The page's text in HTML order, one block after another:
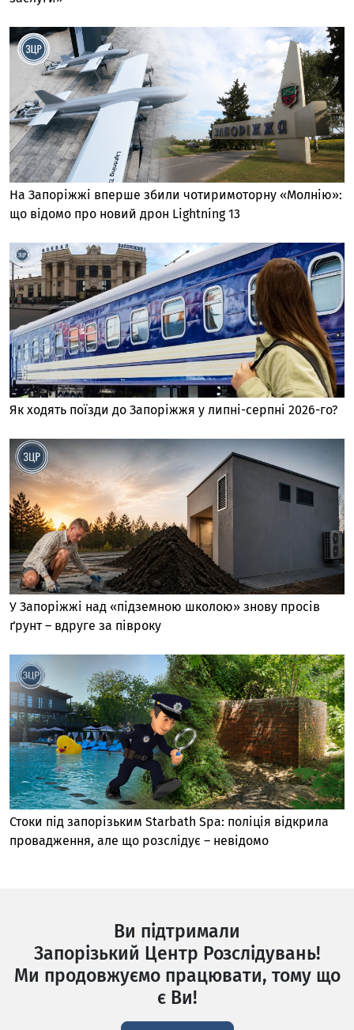
На Запоріжжі вперше збили чотиримоторну «Молнію»:
що відомо про новий дрон Lightning 13
Як ходять поїзди до Запоріжжя у липні-серпні 2026-го?
У Запоріжжі над «підземною школою» знову просів
ґрунт – вдруге за півроку
Стоки під запорізьким Starbath Spa: поліція відкрила
провадження, але що розслідує – невідомо
Ви підтримали
Запорізький Центр Розслідувань!
Ми продовжуємо працювати, тому що
є Ви!